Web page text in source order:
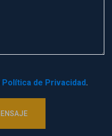
Política de Privacidad.